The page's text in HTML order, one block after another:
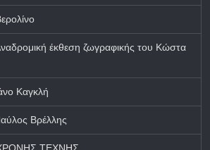
έκθεση ζωγραφικής του Κώστα
Καγκλή
Βρέλλης